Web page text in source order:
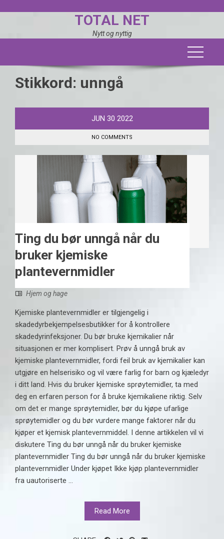
TOTAL NET
Nytt og nyttig
Stikkord: unngå
JUN 30 2022
NO COMMENTS
Ting du bør unngå når du
bruker kjemiske
plantevernmidler
Hjem og hage
Kjemiske plantevernmidler er tilgjengelig i
skadedyrbekjempelsesbutikker for å kontrollere
skadedyrinfeksjoner. Du bør bruke kjemikalier når
situasjonen er mer komplisert. Prøv å unngå bruk av
kjemiske plantevernmidler, fordi feil bruk av kjemikalier kan
utgjøre en helserisiko og vil være farlig for barn og kjæledyr
i ditt land. Hvis du bruker kjemiske sprøytemidler, ta med
deg en erfaren person for å bruke kjemikaliene riktig. Selv
om det er mange sprøytemidler, bør du kjøpe ufarlige
sprøytemidler og du bør vurdere mange faktorer når du
kjøper et kjemisk plantevernmiddel. I denne artikkelen vil vi
diskutere Ting du bør unngå når du bruker kjemiske
plantevernmidler Ting du bør unngå når du bruker kjemiske
plantevernmidler Under kjøpet Ikke kjøp plantevernmidler
fra uautoriserte ...
Read More